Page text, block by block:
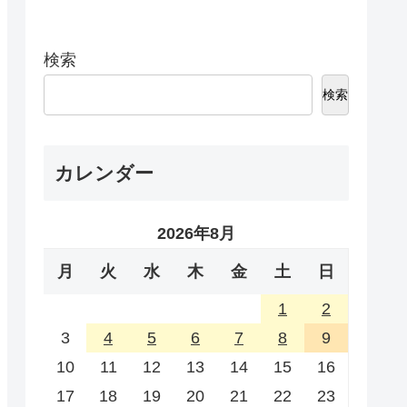
検索
検索
カレンダー
2026年8月
月 火 水 木 金 土 日
1
2
3
4 5 6 7 8
9
10
11 12 13 14 15
16
17
18 19 20 21 22 23